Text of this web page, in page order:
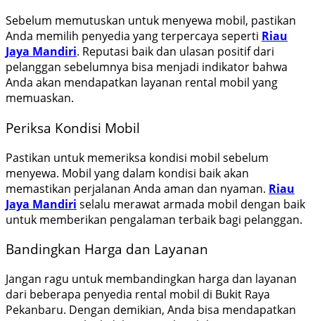
Sebelum memutuskan untuk menyewa mobil, pastikan
Anda memilih penyedia yang terpercaya seperti Riau
Jaya Mandiri. Reputasi baik dan ulasan positif dari
pelanggan sebelumnya bisa menjadi indikator bahwa
Anda akan mendapatkan layanan rental mobil yang
memuaskan.
Periksa Kondisi Mobil
Pastikan untuk memeriksa kondisi mobil sebelum
menyewa. Mobil yang dalam kondisi baik akan
memastikan perjalanan Anda aman dan nyaman. Riau
Jaya Mandiri selalu merawat armada mobil dengan baik
untuk memberikan pengalaman terbaik bagi pelanggan.
Bandingkan Harga dan Layanan
Jangan ragu untuk membandingkan harga dan layanan
dari beberapa penyedia rental mobil di Bukit Raya
Pekanbaru. Dengan demikian, Anda bisa mendapatkan